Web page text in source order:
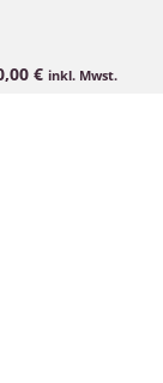
€ inkl. Mwst.